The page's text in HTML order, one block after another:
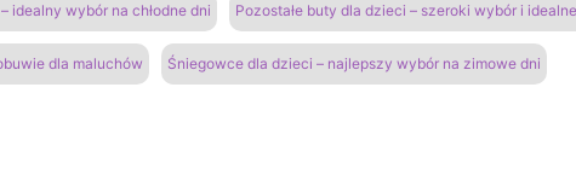
idealny wybór na chłodne dni Pozostałe buty dla dzieci – szeroki wybór i
dla maluchów Śniegowce dla dzieci – najlepszy wybór na zimowe dni